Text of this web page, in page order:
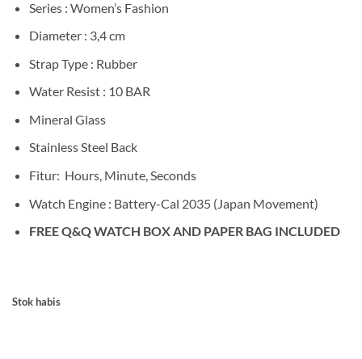
Series : Women’s Fashion
Diameter : 3,4 cm
Strap Type : Rubber
Water Resist : 10 BAR
Mineral Glass
Stainless Steel Back
Fitur: Hours, Minute, Seconds
Watch Engine : Battery-Cal 2035 (Japan Movement)
FREE Q&Q WATCH BOX AND PAPER BAG INCLUDED
Stok habis